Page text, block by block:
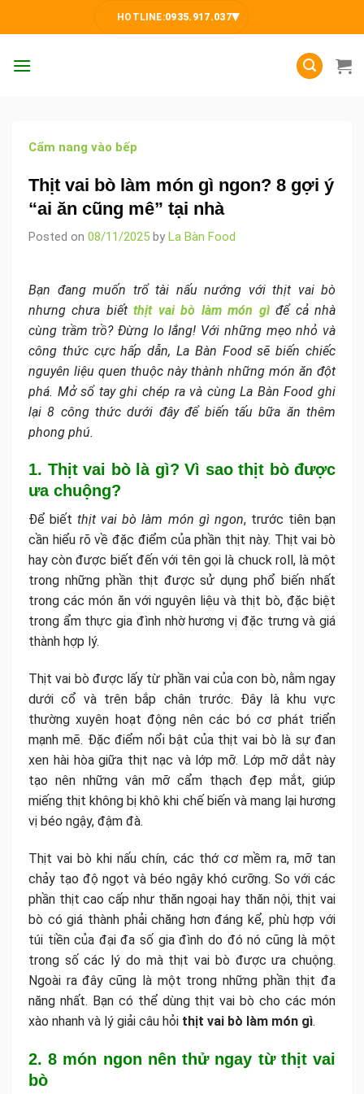
HOTLINE:0935.917.037▾
Cẩm nang vào bếp
Thịt vai bò làm món gì ngon? 8 gợi ý
“ai ăn cũng mê” tại nhà
Posted on 08/11/2025 by La Bàn Food
Bạn đang muốn trổ tài nấu nướng với thịt vai bò
nhưng chưa biếtthịt vai bò làm món gìđể cả nhà
cùng trầm trồ? Đừng lo lắng! Với những mẹo nhỏ và
công thức cực hấp dẫn, La Bàn Food sẽ biến chiếc
nguyên liệu quen thuộc này thành những món ăn đột
phá. Mở sổ tay ghi chép ra và cùng La Bàn Food ghi
lại 8 công thức dưới đây để biến tấu bữa ăn thêm
phong phú.
1. Thịt vai bò là gì? Vì sao thịt bò được
ưa chuộng?
Để biếtthịt vai bò làm món gì ngon, trước tiên bạn
cần hiểu rõ về đặc điểm của phần thịt này. Thịt vai bò
hay còn được biết đến với tên gọi là chuck roll, là một
trong những phần thịt được sử dụng phổ biến nhất
trong các món ăn với nguyên liệu và thịt bò, đặc biệt
trong ẩm thực gia đình nhờ hương vị đặc trưng và giá
thành hợp lý.
Thịt vai bò được lấy từ phần vai của con bò, nằm ngay
dưới cổ và trên bắp chân trước. Đây là khu vực
thường xuyên hoạt động nên các bó cơ phát triển
mạnh mẽ. Đặc điểm nổi bật của thịt vai bò là sự đan
xen hài hòa giữa thịt nạc và lớp mỡ. Lớp mỡ dắt này
tạo nên những vân mỡ cẩm thạch đẹp mắt, giúp
miếng thịt không bị khô khi chế biến và mang lại hương
vị béo ngậy, đậm đà.
Thịt vai bò khi nấu chín, các thớ cơ mềm ra, mỡ tan
chảy tạo độ ngọt và béo ngậy khó cưỡng. So với các
phần thịt cao cấp như thăn ngoại hay thăn nội, thịt vai
bò có giá thành phải chăng hơn đáng kể, phù hợp với
túi tiền của đại đa số gia đình do đó nó cũng là một
trong số các lý do mà thịt vai bò được ưa chuộng.
Ngoài ra đây cũng là một trong những phần thịt đa
năng nhất. Bạn có thể dùng thịt vai bò cho các món
xào nhanh và lý giải câu hỏi thịt vai bò làm món gì.
2. 8 món ngon nên thử ngay từ thịt vai
bò